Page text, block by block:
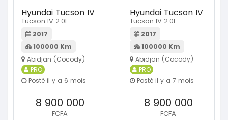
Hyundai Tucson IV
Tucson IV 2.0L
2017
100000 Km
Abidjan (Cocody)
PRO
Posté il y a 6 mois
8 900 000
FCFA
Hyundai Tucson IV
Tucson IV 2.0L
2017
100000 Km
Abidjan (Cocody)
PRO
Posté il y a 7 mois
8 900 000
FCFA